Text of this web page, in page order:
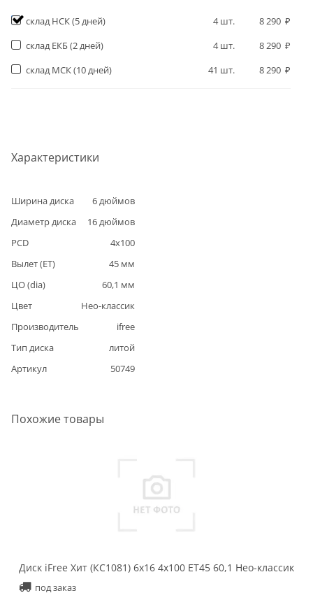
Характеристики
Ширина диска 6дюймов
Диаметр диска
16дюймов
PCD
4x100
Вылет (ET)
45 мм
ЦО (dia)
60,1 мм
Цвет
Нео-классик
Производитель
ifree
Тип диска
литой
Артикул
50749
склад НСК(5 дней) 4шт.
8 290
склад ЕКБ(2 дней) 4шт.
8 290
склад МСК(10 дней) 41 шт. 8 290
Похожие товары
Диск iFree Хит (КС1081) 6x16 4x100 ET45 60,1 Нео-классик
под заказ